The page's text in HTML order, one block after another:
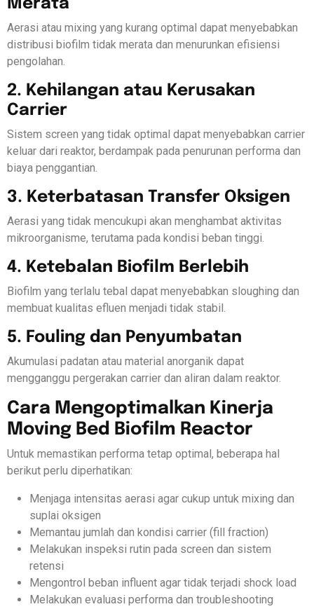
Merata
Aerasi atau mixing yang kurang optimal dapat menyebabkan
distribusi biofilm tidak merata dan menurunkan efisiensi
pengolahan.
2. Kehilangan atau Kerusakan
Carrier
Sistem screen yang tidak optimal dapat menyebabkan carrier
keluar dari reaktor, berdampak pada penurunan performa dan
biaya penggantian.
3. Keterbatasan Transfer Oksigen
Aerasi yang tidak mencukupi akan menghambat aktivitas
mikroorganisme, terutama pada kondisi beban tinggi.
4. Ketebalan Biofilm Berlebih
Biofilm yang terlalu tebal dapat menyebabkan sloughing dan
membuat kualitas efluen menjadi tidak stabil.
5. Fouling dan Penyumbatan
Akumulasi padatan atau material anorganik dapat
mengganggu pergerakan carrier dan aliran dalam reaktor.
Cara Mengoptimalkan Kinerja
Moving Bed Biofilm Reactor
Untuk memastikan performa tetap optimal, beberapa hal
berikut perlu diperhatikan:
Menjaga intensitas aerasi agar cukup untuk mixing dan
suplai oksigen
Memantau jumlah dan kondisi carrier (fill fraction)
Melakukan inspeksi rutin pada screen dan sistem
retensi
Mengontrol beban influent agar tidak terjadi shock load
Melakukan evaluasi performa dan troubleshooting